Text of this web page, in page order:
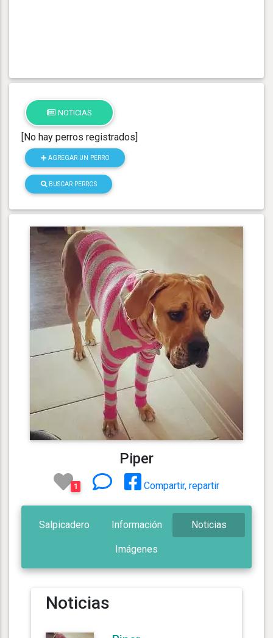
NOTICIAS
[No hay perros registrados]
AGREGAR UN PERRO
BUSCAR PERROS
Piper
1 Compartir, repartir
Salpicadero Información Noticias
Imágenes
Noticias